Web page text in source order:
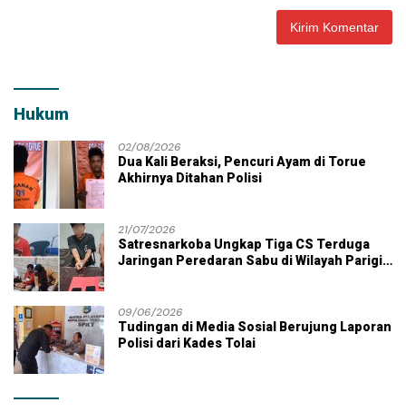
Hukum
02/08/2026
Dua Kali Beraksi, Pencuri Ayam di Torue
Akhirnya Ditahan Polisi
21/07/2026
Satresnarkoba Ungkap Tiga CS Terduga
Jaringan Peredaran Sabu di Wilayah Parigi
09/06/2026
Tudingan di Media Sosial Berujung Laporan
Polisi dari Kades Tolai